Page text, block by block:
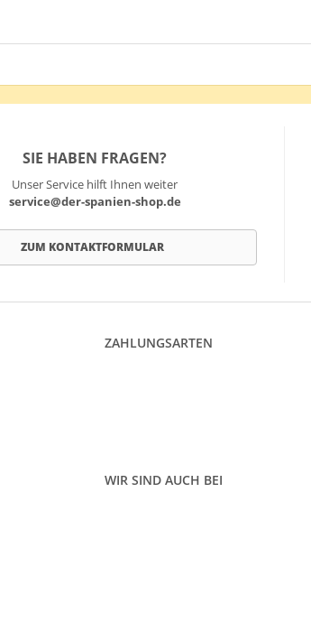
SIE HABEN FRAGEN?
Unser Service hilft Ihnen weiter
service@der-spanien-shop.de
ZUM KONTAKTFORMULAR
ZAHLUNGSARTEN
WIR SIND AUCH BEI